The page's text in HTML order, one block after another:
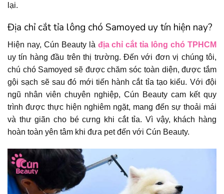
lại.
Địa chỉ cắt tỉa lông chó Samoyed uy tín hiện nay?
Hiện nay, Cún Beauty là địa chỉ cắt tỉa lông chó TPHCM
uy tín hàng đầu trên thị trường. Đến với đơn vị chúng tôi,
chú chó Samoyed sẽ được chăm sóc toàn diện, được tắm
gội sạch sẽ sau đó mới tiến hành cắt tỉa tạo kiểu. Với đội
ngũ nhân viên chuyên nghiệp, Cún Beauty cam kết quy
trình được thực hiện nghiêm ngặt, mang đến sự thoải mái
và thư giãn cho bé cưng khi cắt tỉa. Vì vậy, khách hàng
hoàn toàn yên tâm khi đưa pet đến với Cún Beauty.